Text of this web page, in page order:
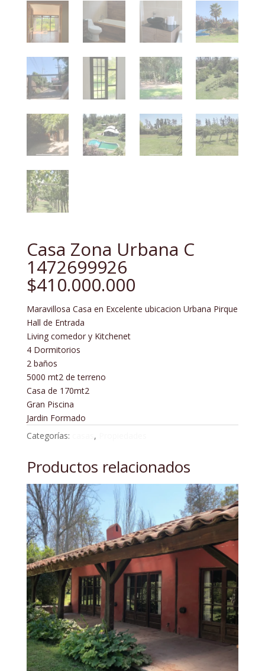
Casa Zona Urbana C
1472699926
$410.000.000
Maravillosa Casa en Excelente ubicacion Urbana Pirque
Hall de Entrada
Living comedor y Kitchenet
4 Dormitorios
2 baños
5000 mt2 de terreno
Casa de 170mt2
Gran Piscina
Jardin Formado
Categorías:
,
Productos relacionados